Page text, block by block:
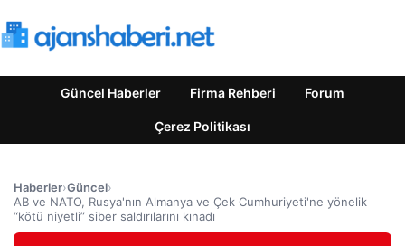
Güncel Haberler Firma Rehberi Forum
Çerez Politikası
Haberler›Güncel›
AB ve NATO, Rusya'nın Almanya ve Çek Cumhuriyeti'ne yönelik
“kötü niyetli” siber saldırılarını kınadı